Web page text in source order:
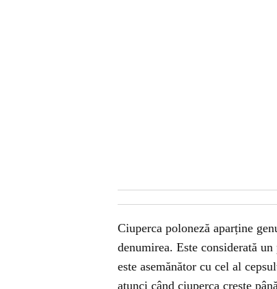
Ciuperca poloneză aparține
denumirea. Este considerată
este asemănător cu cel al
atunci când ciuperca crește